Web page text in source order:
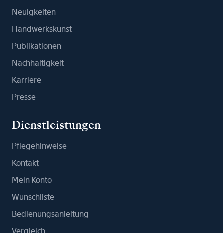
Neuigkeiten
Handwerkskunst
Publikationen
Nachhaltigkeit
Karriere
Presse
Dienstleistungen
Pflegehinweise
Kontakt
Mein Konto
Wunschliste
Bedienungsanleitung